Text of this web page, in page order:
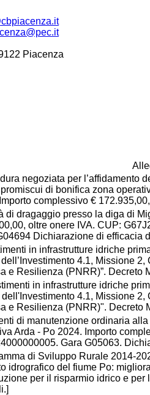
Piacenza
negoziata per l’affidamento
di bonifica zona
complessivo €
di dragaggio presso la diga di
oltre onere IVA. CUP:
Dichiarazione di efficacia
in infrastrutture idriche
dell’Investimento 4.1, Missione
e Resilienza (PNRR)”. Decreto
in infrastrutture idriche
4.1, Missione
e Resilienza (PNRR)". Decreto
di manutenzione ordinaria
Arda - Po 2024. Importo
Gara G05063.
di Sviluppo Rurale 2014-
idrografico del fiume Po:
per il risparmio idrico e per